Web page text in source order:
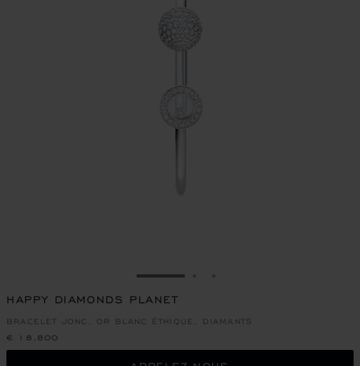
ALLER À LA DIAPOSITIVE 1
HAPPY DIAMONDS PLANET
BRACELET JONC, OR BLANC ÉTHIQUE, DIAMANTS
€ 18,800